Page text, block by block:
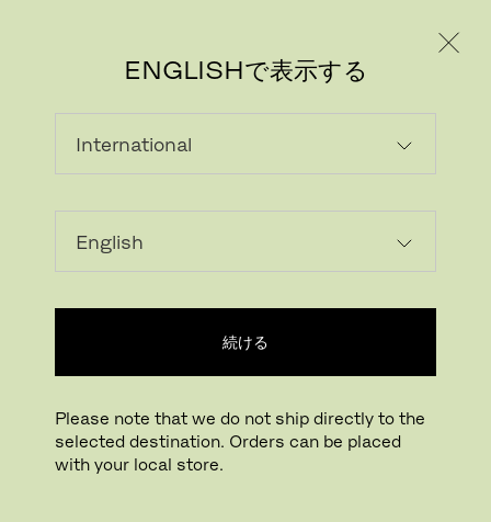
ENGLISHで表示する
続ける
Please note that we do not ship directly to the
selected destination. Orders can be placed
with your local store.
画像をダウンロード 拡大する